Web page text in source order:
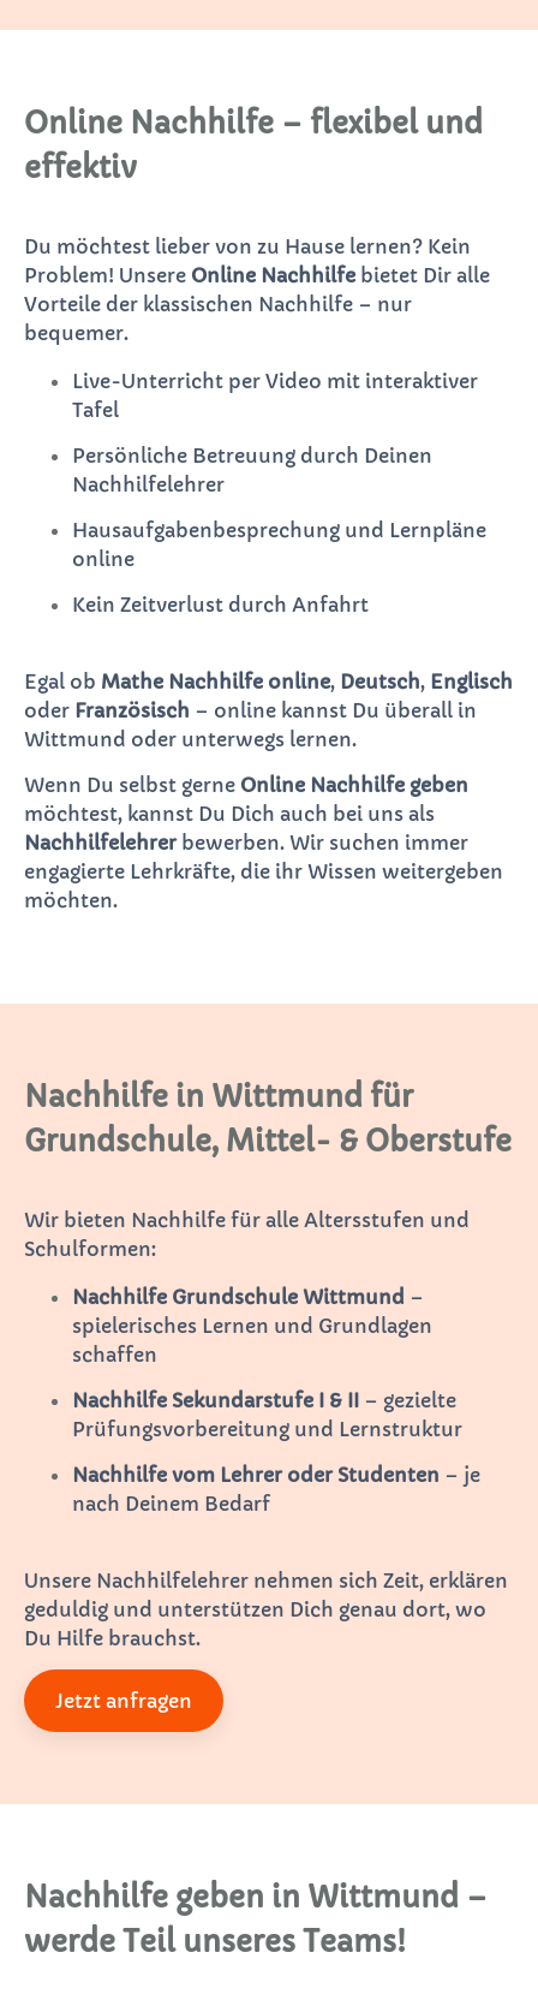
Online Nachhilfe – flexibel und
effektiv
Du möchtest lieber von zu Hause lernen? Kein
Problem! Unsere Online Nachhilfe bietet Dir alle
Vorteile der klassischen Nachhilfe – nur
bequemer.
Live-Unterricht per Video mit interaktiver
Tafel
Persönliche Betreuung durch Deinen
Nachhilfelehrer
Hausaufgabenbesprechung und Lernpläne
online
Kein Zeitverlust durch Anfahrt
Egal ob Mathe Nachhilfe online, Deutsch, Englisch
oder Französisch – online kannst Du überall in
Wittmund oder unterwegs lernen.
Wenn Du selbst gerne Online Nachhilfe geben
möchtest, kannst Du Dich auch bei uns als
Nachhilfelehrerbewerben. Wir suchen immer
engagierte Lehrkräfte, die ihr Wissen weitergeben
möchten.
Nachhilfe in Wittmund für
Grundschule, Mittel- & Oberstufe
Wir bieten Nachhilfe für alle Altersstufen und
Schulformen:
Nachhilfe Grundschule Wittmund –
spielerisches Lernen und Grundlagen
schaffen
Nachhilfe Sekundarstufe I & II – gezielte
Prüfungsvorbereitung und Lernstruktur
Nachhilfe vom Lehrer oder Studenten – je
nach Deinem Bedarf
Unsere Nachhilfelehrer nehmen sich Zeit, erklären
geduldig und unterstützen Dich genau dort, wo
Du Hilfe brauchst.
Jetzt anfragen
Nachhilfe geben in Wittmund –
werde Teil unseres Teams!